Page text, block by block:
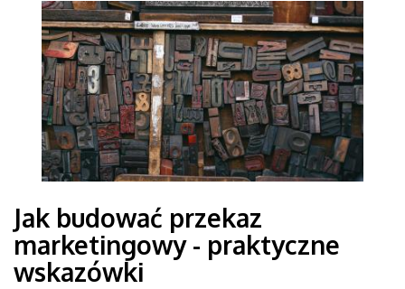
Jak budować przekaz
marketingowy - praktyczne
wskazówki